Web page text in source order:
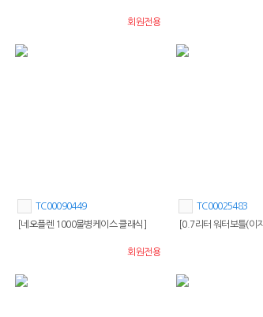
회원전용
TC00090449
[네오플렌 1000물병케이스 클래식]
회원전용
TC00025483
[0.7리터 워터보틀(이